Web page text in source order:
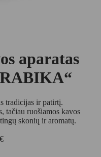
aparatas
tradicijas ir patirtį.
tačiau ruošiamos kavos
skonių ir aromatų.
€